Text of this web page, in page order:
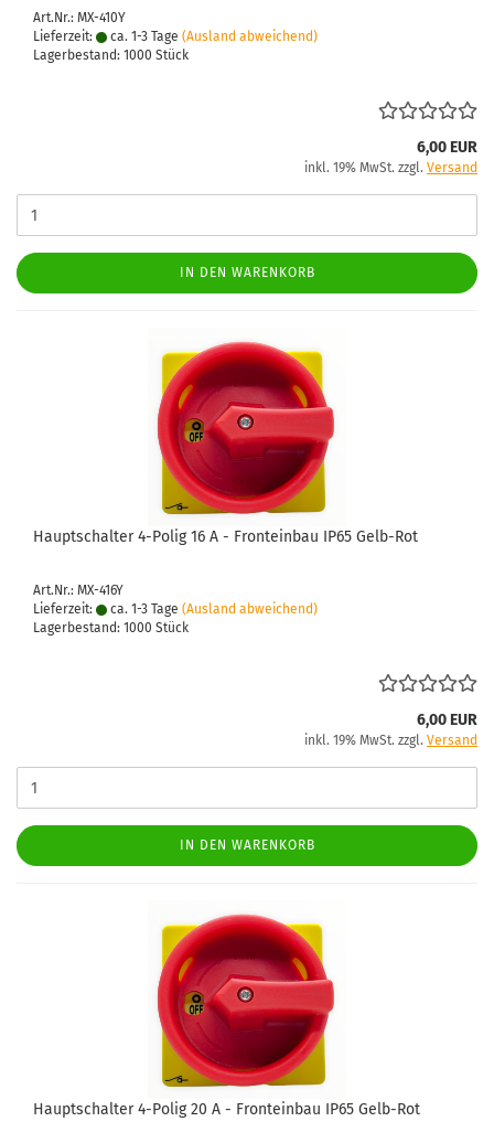
Art.Nr.: MX-410Y
Lieferzeit:
ca. 1-3 Tage (Ausland abweichend)
Lagerbestand: 1000 Stück
6,00 EUR
inkl. 19% MwSt. zzgl. Versand
IN DEN WARENKORB
Haupt­schal­ter 4-​Polig 16 A - Front­ein­bau IP65 Gelb-​Rot
Art.Nr.: MX-416Y
Lieferzeit:
ca. 1-3 Tage (Ausland abweichend)
Lagerbestand: 1000 Stück
6,00 EUR
inkl. 19% MwSt. zzgl. Versand
IN DEN WARENKORB
Haupt­schal­ter 4-​Polig 20 A - Front­ein­bau IP65 Gelb-​Rot